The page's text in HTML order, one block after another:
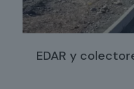
EDAR y